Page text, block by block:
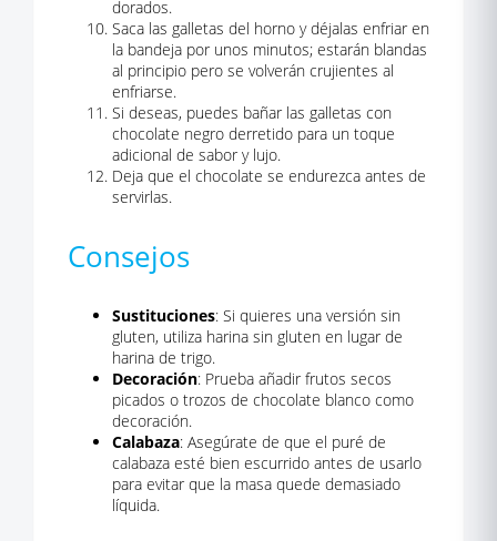
dorados.
Saca las galletas del horno y déjalas enfriar en
la bandeja por unos minutos; estarán blandas
al principio pero se volverán crujientes al
enfriarse.
Si deseas, puedes bañar las galletas con
chocolate negro derretido para un toque
adicional de sabor y lujo.
Deja que el chocolate se endurezca antes de
servirlas.
Consejos
Sustituciones: Si quieres una versión sin
gluten, utiliza harina sin gluten en lugar de
harina de trigo.
Decoración: Prueba añadir frutos secos
picados o trozos de chocolate blanco como
decoración.
Calabaza: Asegúrate de que el puré de
calabaza esté bien escurrido antes de usarlo
para evitar que la masa quede demasiado
líquida.